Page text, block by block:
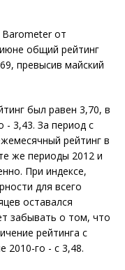
Barometer от
общий рейтинг
превысив майский
был равен 3,70, в
- 3,43. За период с
рейтинг в
же периоды 2012 и
При индексе,
для всего
оставался
забывать о том, что
рейтинга с
2010-го - с 3,48.